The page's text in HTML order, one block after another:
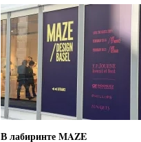
В лабиринте MAZE